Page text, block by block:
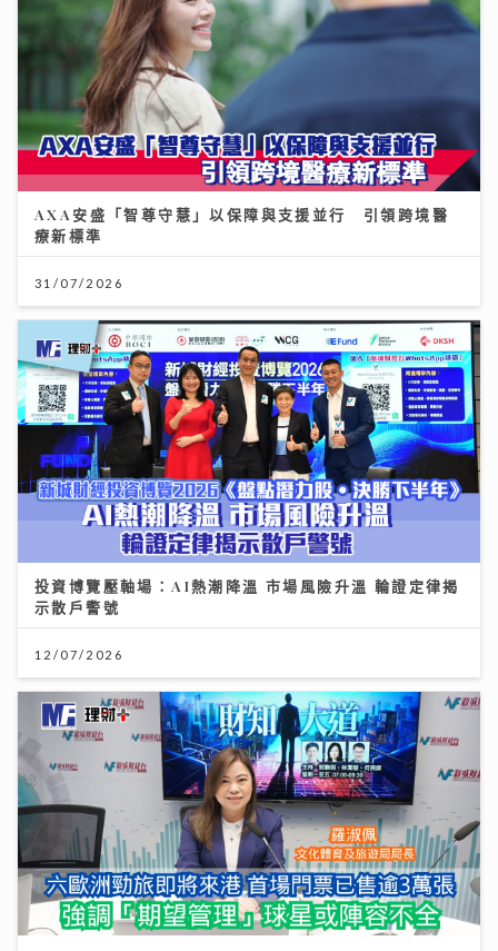
AXA安盛「智尊守慧」以保障與支援並行 引領跨境醫
療新標準
31/07/2026
投資博覽壓軸場：AI熱潮降溫 市場風險升溫 輪證定律揭
示散戶警號
12/07/2026